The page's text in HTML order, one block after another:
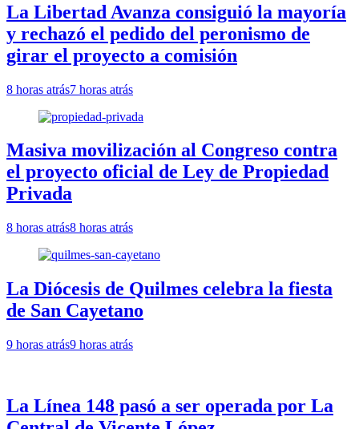
La Libertad Avanza consiguió la mayoría
y rechazó el pedido del peronismo de
girar el proyecto a comisión
8 horas atrás7 horas atrás
Masiva movilización al Congreso contra
el proyecto oficial de Ley de Propiedad
Privada
8 horas atrás8 horas atrás
La Diócesis de Quilmes celebra la fiesta
de San Cayetano
9 horas atrás9 horas atrás
La Línea 148 pasó a ser operada por La